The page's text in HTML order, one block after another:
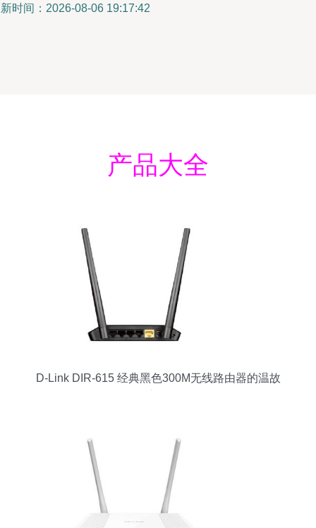
时间：2026-08-06 19:17:42
产品大全
D-Link DIR-615 经典黑色300M无线路由器的温故